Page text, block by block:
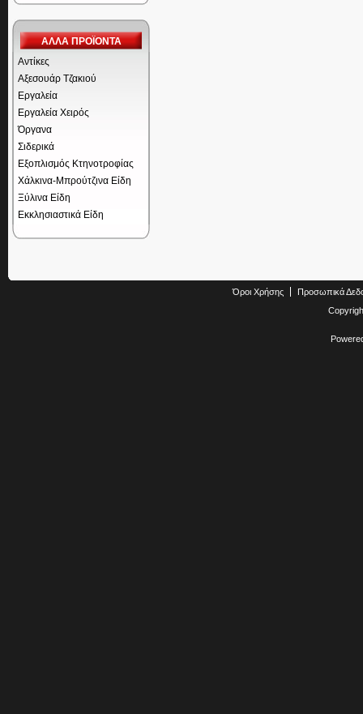
ΑΛΛΑ ΠΡΟΪΟΝΤΑ
Αντίκες
Αξεσουάρ Τζακιού
Εργαλεία
Εργαλεία Χειρός
Όργανα
Σιδερικά
Εξοπλισμός Κτηνοτροφίας
Χάλκινα-Μπρούτζινα Είδη
Ξύλινα Είδη
Εκκλησιαστικά Είδη
Όροι Χρήσης
Προσωπικά